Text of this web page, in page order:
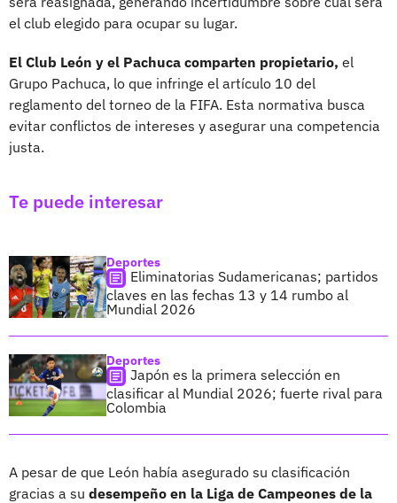
el club elegido para ocupar su lugar.
El Club León y el Pachuca comparten propietario, el
Grupo Pachuca, lo que infringe el artículo 10 del
reglamento del torneo de la FIFA. Esta normativa busca
evitar conflictos de intereses y asegurar una competencia
justa.
Te puede interesar
Deportes
Eliminatorias Sudamericanas; partidos
claves en las fechas 13 y 14 rumbo al
Mundial 2026
Deportes
Japón es la primera selección en
clasificar al Mundial 2026; fuerte rival para
Colombia
A pesar de que León había asegurado su clasificación
gracias a su desempeño en la Liga de Campeones de la